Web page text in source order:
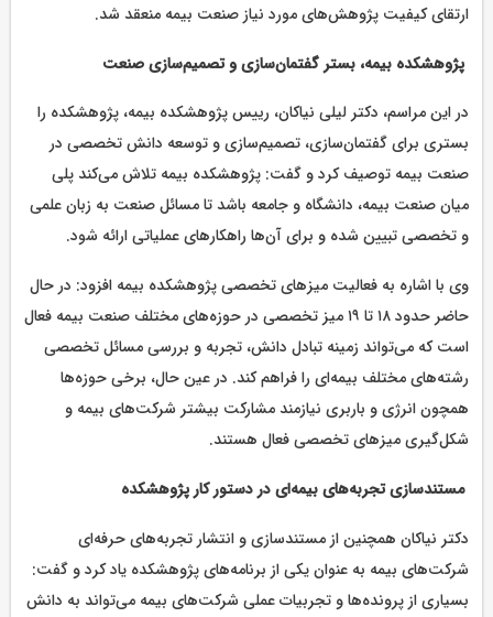
ارتقای کیفیت پژوهش‌های مورد نیاز صنعت بیمه منعقد شد.
پژوهشکده بیمه، بستر گفتمان‌سازی و تصمیم‌سازی صنعت
در این مراسم، دکتر لیلی نیاکان، رییس پژوهشکده بیمه، پژوهشکده را
بستری برای گفتمان‌سازی، تصمیم‌سازی و توسعه دانش تخصصی در
صنعت بیمه توصیف کرد و گفت: پژوهشکده بیمه تلاش می‌کند پلی
میان صنعت بیمه، دانشگاه و جامعه باشد تا مسائل صنعت به زبان علمی
و تخصصی تبیین شده و برای آن‌ها راهکارهای عملیاتی ارائه شود.
وی با اشاره به فعالیت میزهای تخصصی پژوهشکده بیمه افزود: در حال
حاضر حدود ۱۸ تا ۱۹ میز تخصصی در حوزه‌های مختلف صنعت بیمه فعال
است که می‌تواند زمینه تبادل دانش، تجربه و بررسی مسائل تخصصی
رشته‌های مختلف بیمه‌ای را فراهم کند. در عین حال، برخی حوزه‌ها
همچون انرژی و باربری نیازمند مشارکت بیشتر شرکت‌های بیمه و
شکل‌گیری میزهای تخصصی فعال هستند.
مستندسازی تجربه‌های بیمه‌ای در دستور کار پژوهشکده
دکتر نیاکان همچنین از مستندسازی و انتشار تجربه‌های حرفه‌ای
شرکت‌های بیمه به عنوان یکی از برنامه‌های پژوهشکده یاد کرد و گفت:
بسیاری از پرونده‌ها و تجربیات عملی شرکت‌های بیمه می‌تواند به دانش